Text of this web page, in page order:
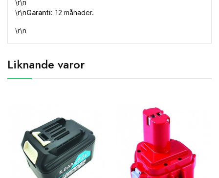
\r\n
\r\nGaranti: 12 månader.
\r\n
Liknande varor